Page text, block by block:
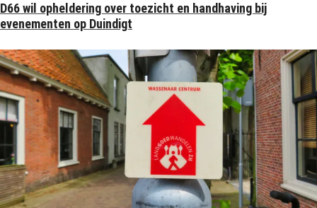
D66 wil opheldering over toezicht en handhaving bij
evenementen op Duindigt